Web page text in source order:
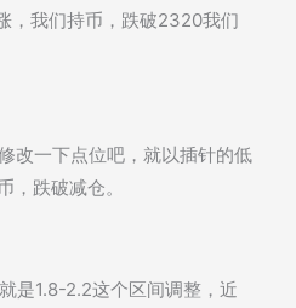
，我们持币，跌破2320我们
改一下点位吧，就以插针的低
跌破减仓。
是1.8-2.2这个区间调整，近